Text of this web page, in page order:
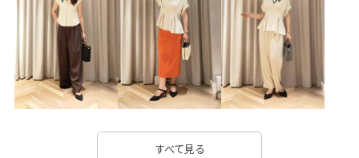
E'POR_medium GG coolstyle 04 popup0206
ROPÉ BLOUSE ROPÉ TOPS rope2000
ROPÉ_CEREMONY ROPÉ_RECOMMEND BOTTOMS
ROPÉ_コンフォートシリーズ specialweek
Spring BLOUSE
すべて見る